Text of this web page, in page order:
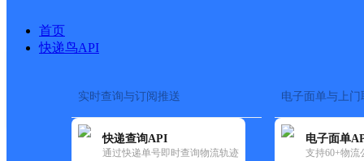
首页
快递鸟API
实时查询与订阅推送
快递查询API
通过快递单号即时查询物流轨迹
电子面单与上门
电子面单
支持60+物流
快运大全 快递时效